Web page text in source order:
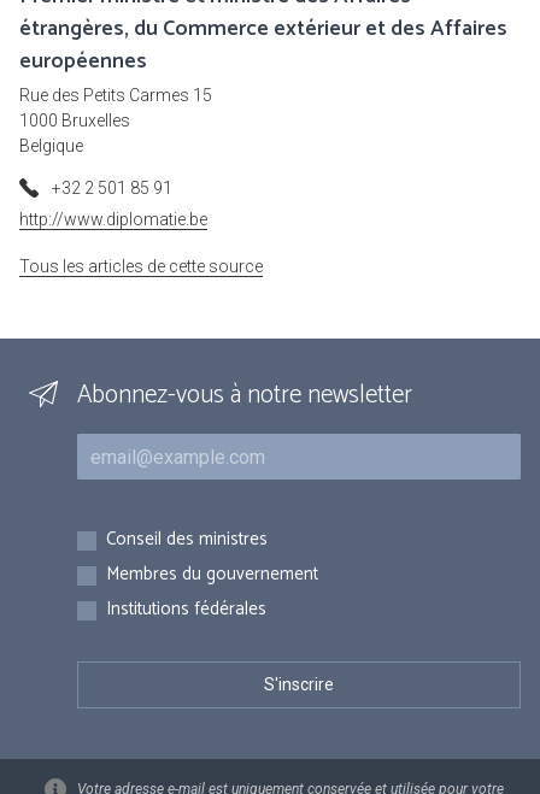
étrangères, du Commerce extérieur et des Affaires
européennes
Rue des Petits Carmes 15
1000 Bruxelles
Belgique
+32 2 501 85 91
http://www.diplomatie.be
Tous les articles de cette source
Abonnez-vous à notre newsletter
Courriel
Inscriptions
Conseil des ministres
Membres du gouvernement
Institutions fédérales
Votre adresse e-mail est uniquement conservée et utilisée pour votre